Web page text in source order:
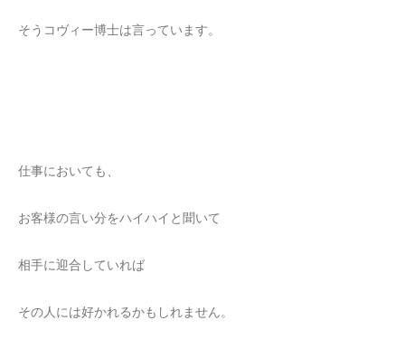
そうコヴィー博士は言っています。
仕事においても、
お客様の言い分をハイハイと聞いて
相手に迎合していれば
その人には好かれるかもしれません。